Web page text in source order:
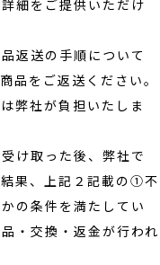
細をご提供いただけ
返送の手順について
品をご返送ください。
弊社が負担いたしま
け取った後、弊社で
果、上記２記載の①不
の条件を満たしてい
・交換・返金が行われ